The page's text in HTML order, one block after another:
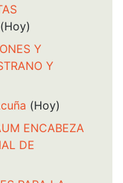
(Hoy)
Y
Y
(Hoy)
ENCABEZA
DE